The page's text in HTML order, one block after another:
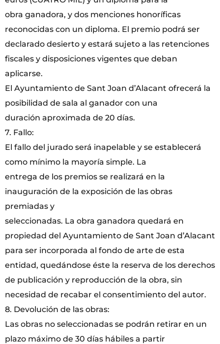
obra ganadora, y dos menciones honoríficas
reconocidas con un diploma. El premio podrá ser
declarado desierto y estará sujeto a las retenciones
fiscales y disposiciones vigentes que deban
aplicarse.
El Ayuntamiento de Sant Joan d’Alacant ofrecerá la
posibilidad de sala al ganador con una
duración aproximada de 20 días.
7. Fallo:
El fallo del jurado será inapelable y se establecerá
como mínimo la mayoría simple. La
entrega de los premios se realizará en la
inauguración de la exposición de las obras
premiadas y
seleccionadas. La obra ganadora quedará en
propiedad del Ayuntamiento de Sant Joan d’Alacant
para ser incorporada al fondo de arte de esta
entidad, quedándose éste la reserva de los derechos
de publicación y reproducción de la obra, sin
necesidad de recabar el consentimiento del autor.
8. Devolución de las obras:
Las obras no seleccionadas se podrán retirar en un
plazo máximo de 30 días hábiles a partir